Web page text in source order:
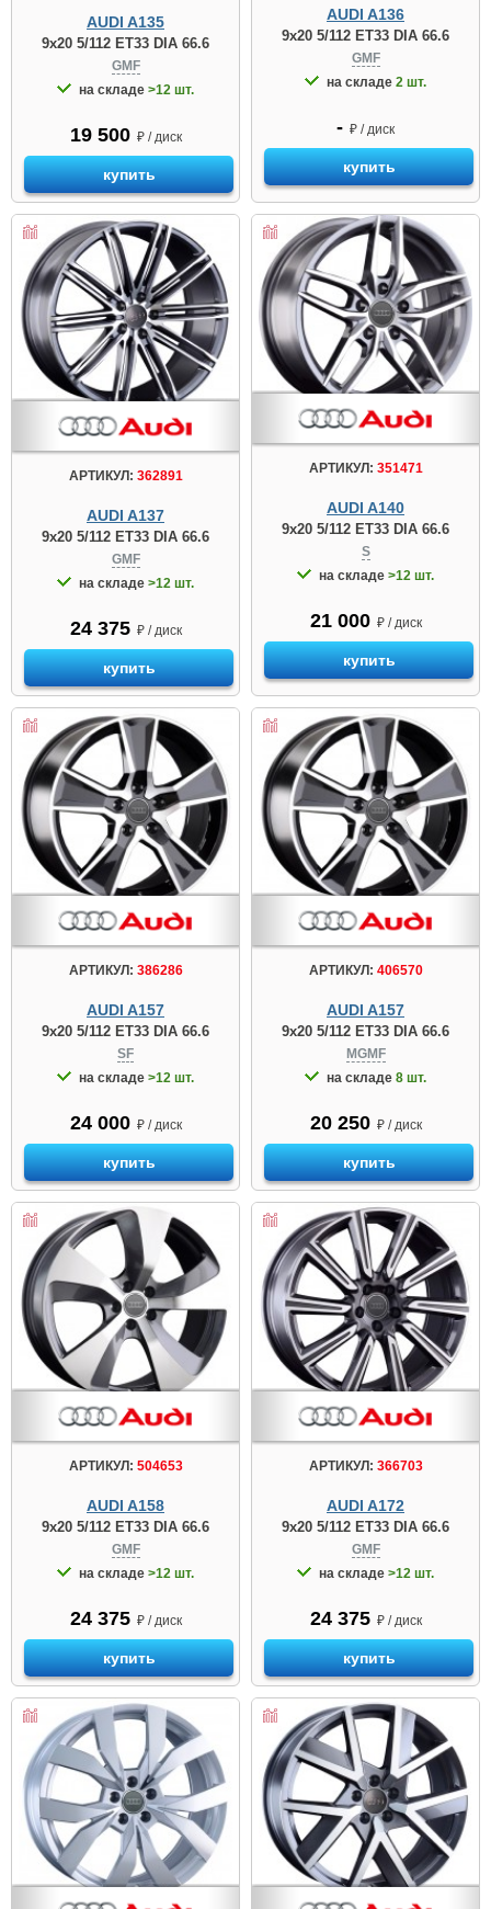
AUDI A135
9x20 5/112 ET33 DIA 66.6
GMF
на складе >12 шт.
19 500 ₽ / диск
купить
AUDI A136
9x20 5/112 ET33 DIA 66.6
GMF
на складе 2 шт.
- ₽ / диск
купить
АРТИКУЛ: 362891
AUDI A137
9x20 5/112 ET33 DIA 66.6
GMF
на складе >12 шт.
24 375 ₽ / диск
купить
АРТИКУЛ: 351471
AUDI A140
9x20 5/112 ET33 DIA 66.6
S
на складе >12 шт.
21 000 ₽ / диск
купить
АРТИКУЛ: 386286
AUDI A157
9x20 5/112 ET33 DIA 66.6
SF
на складе >12 шт.
24 000 ₽ / диск
купить
АРТИКУЛ: 406570
AUDI A157
9x20 5/112 ET33 DIA 66.6
MGMF
на складе 8 шт.
20 250 ₽ / диск
купить
АРТИКУЛ: 504653
AUDI A158
9x20 5/112 ET33 DIA 66.6
GMF
на складе >12 шт.
24 375 ₽ / диск
купить
АРТИКУЛ: 366703
AUDI A172
9x20 5/112 ET33 DIA 66.6
GMF
на складе >12 шт.
24 375 ₽ / диск
купить